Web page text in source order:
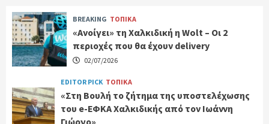
BREAKING ΤΟΠΙΚΑ
«Ανοίγει» τη Χαλκιδική η Wolt – Οι 2
περιοχές που θα έχουν delivery
02/07/2026
EDITOR PICK ΤΟΠΙΚΑ
«Στη Βουλή το ζήτημα της υποστελέχωσης
του e-ΕΦΚΑ Χαλκιδικής από τον Ιωάννη
Γιώργο»